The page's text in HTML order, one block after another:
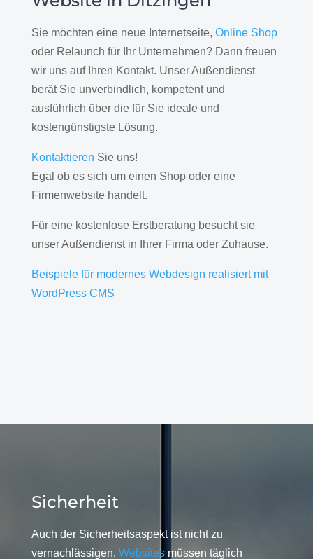
Sie möchten eine neue Internetseite, Online Shop
oder Relaunch für Ihr Unternehmen? Dann freuen
wir uns auf Ihren Kontakt. Unser Außendienst
berät Sie unverbindlich, kompetent und
ausführlich über die für Sie ideale und
kostengünstigste Lösung.
Kontaktieren Sie uns!
Egal ob es sich um einen Shop oder eine
Firmenwebsite handelt.
Für eine kostenlose Erstberatung besucht sie
unser Außendienst in Ihrer Firma oder Zuhause.
Beispiele für modernes Webdesign realisiert mit
WordPress CMS
Sicherheit
Auch der Sicherheitsaspekt ist nicht zu
vernachlässigen. Websitesmüssen täglich